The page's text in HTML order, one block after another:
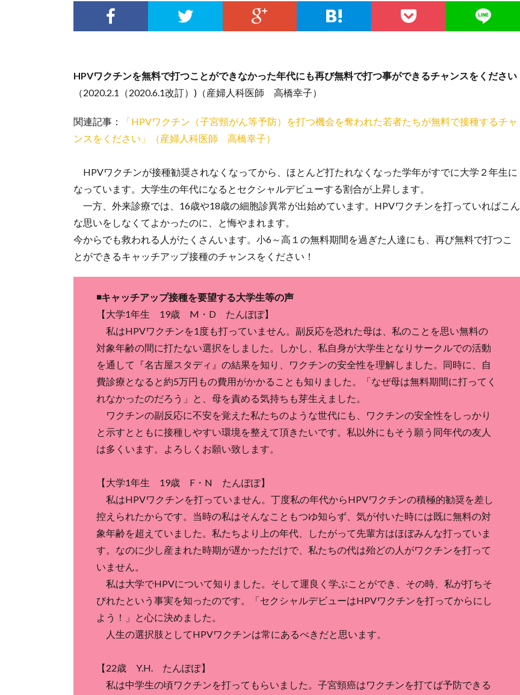
HPVワクチンを無料で打つことができなかった年代にも再び無料で打つ事ができるチャンスをください
（2020.2.1（2020.6.1改訂）)（産婦人科医師 高橋幸子）
関連記事：
「HPVワクチン（子宮頸がん等予防）を打つ機会を奪われた若者たちが無料で接種するチャ
ンスをください」（産婦人科医師 高橋幸子）
HPVワクチンが接種勧奨されなくなってから、ほとんど打たれなくなった学年がすでに大学２年生に
なっています。大学生の年代になるとセクシャルデビューする割合が上昇します。
一方、外来診療では、16歳や18歳の細胞診異常が出始めています。HPVワクチンを打っていればこん
な思いをしなくてよかったのに、と悔やまれます。
今からでも救われる人がたくさんいます。小6～高１の無料期間を過ぎた人達にも、再び無料で打つこ
とができるキャッチアップ接種のチャンスをください！
◾️キャッチアップ接種を要望する大学生等の声
【大学1年生 19歳 M・D たんぽぽ】
私はHPVワクチンを1度も打っていません。副反応を恐れた母は、私のことを思い無料の
対象年齢の間に打たない選択をしました。しかし、私自身が大学生となりサークルでの活動
を通して『名古屋スタディ』の結果を知り、ワクチンの安全性を理解しました。同時に、自
費診療となると約5万円もの費用がかかることも知りました。「なぜ母は無料期間に打ってく
れなかったのだろう」と、母を責める気持ちも芽生えました。
ワクチンの副反応に不安を覚えた私たちのような世代にも、ワクチンの安全性をしっかり
と示すとともに接種しやすい環境を整えて頂きたいです。私以外にもそう願う同年代の友人
は多くいます。よろしくお願い致します。
【大学1年生 19歳 F・N たんぽぽ】
私はHPVワクチンを打っていません。丁度私の年代からHPVワクチンの積極的勧奨を差し
控えられたからです。当時の私はそんなこともつゆ知らず、気が付いた時には既に無料の対
象年齢を超えていました。私たちより上の年代、したがって先輩方はほぼみんな打っていま
す。なのに少し産まれた時期が遅かっただけで、私たちの代は殆どの人がワクチンを打って
いません。
私は大学でHPVについて知りました。そして運良く学ぶことができ、その時、私が打ちそ
びれたという事実を知ったのです。「セクシャルデビューはHPVワクチンを打ってからにし
よう！」と心に決めました。
人生の選択肢としてHPVワクチンは常にあるべきだと思います。
【22歳 Y.H. たんぽぽ】
私は中学生の頃ワクチンを打ってもらいました。子宮頸癌はワクチンを打てば予防できる